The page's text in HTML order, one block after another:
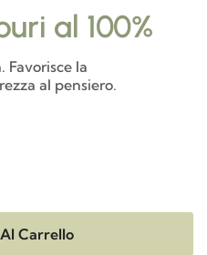
al 100%
Favorisce la
al pensiero.
Carrello